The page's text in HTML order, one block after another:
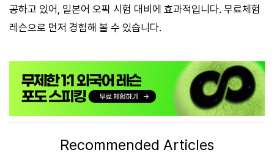
공하고 있어, 일본어 오픽 시험 대비에 효과적입니다. 무료체험
레슨으로 먼저 경험해 볼 수 있습니다.
Recommended Articles